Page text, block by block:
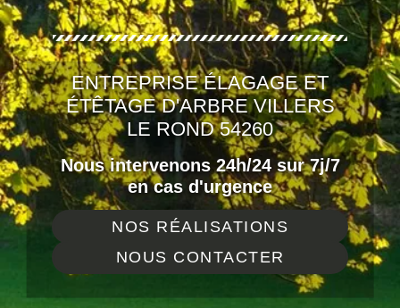
ENTREPRISE ÉLAGAGE ET
ÉTÊTAGE D'ARBRE VILLERS
LE ROND 54260
Nous intervenons 24h/24 sur 7j/7
en cas d'urgence
NOS RÉALISATIONS
NOUS CONTACTER